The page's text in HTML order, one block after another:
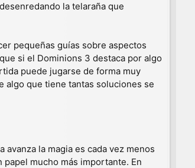
la telaraña que
pequeñas guías sobre aspectos
si el Dominions 3 destaca por algo
puede jugarse de forma muy
algo que tiene tantas soluciones se
avanza la magia es cada vez menos
papel mucho más importante. En